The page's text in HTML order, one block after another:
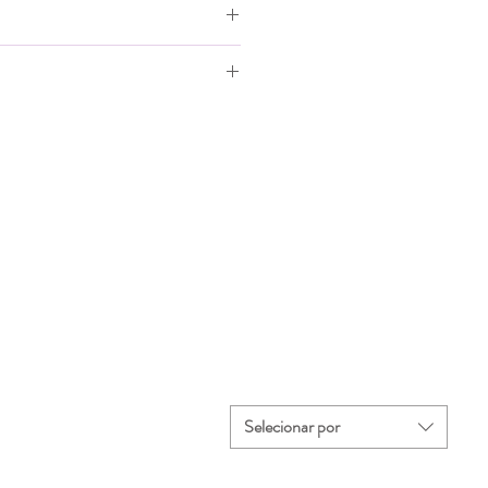
Comp. ideal
Selecionar por